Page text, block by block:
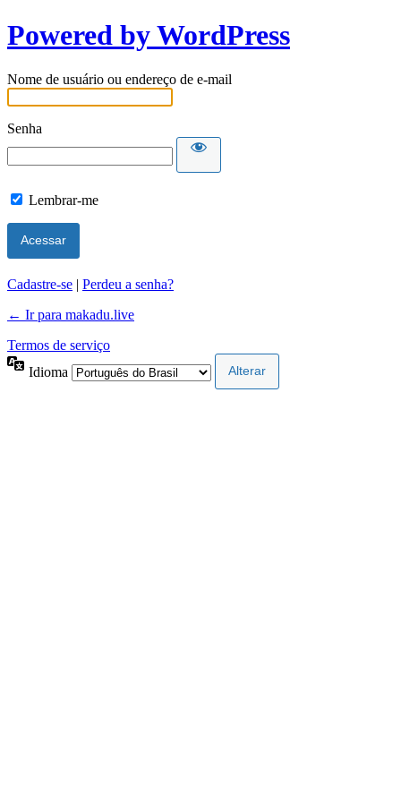
Powered by WordPress
Nome de usuário ou endereço de e-mail
Senha
Lembrar-me
Cadastre-se | Perdeu a senha?
← Ir para makadu.live
Termos de serviço
Idioma